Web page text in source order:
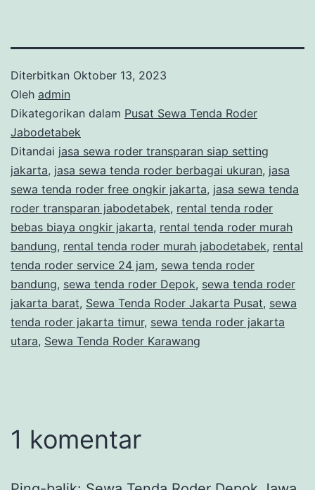
Diterbitkan Oktober 13, 2023
Oleh admin
Dikategorikan dalam Pusat Sewa Tenda Roder
Jabodetabek
Ditandai jasa sewa roder transparan siap setting
jakarta, jasa sewa tenda roder berbagai ukuran, jasa
sewa tenda roder free ongkir jakarta, jasa sewa tenda
roder transparan jabodetabek, rental tenda roder
bebas biaya ongkir jakarta, rental tenda roder murah
bandung, rental tenda roder murah jabodetabek, rental
tenda roder service 24 jam, sewa tenda roder
bandung, sewa tenda roder Depok, sewa tenda roder
jakarta barat, Sewa Tenda Roder Jakarta Pusat, sewa
tenda roder jakarta timur, sewa tenda roder jakarta
utara, Sewa Tenda Roder Karawang
1 komentar